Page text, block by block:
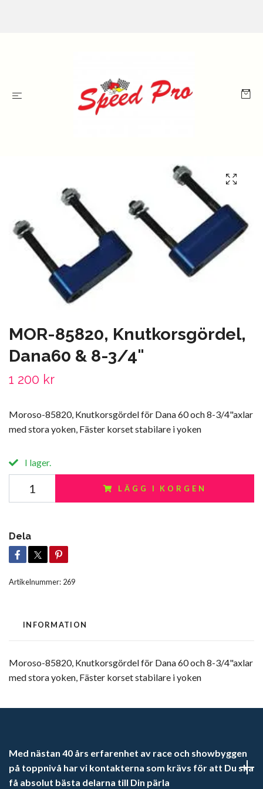
MOR-85820, Knutkorsgördel,
Dana60 & 8-3/4"
1 200 kr
Moroso-85820, Knutkorsgördel för Dana 60 och 8-3/4"axlar
med stora yoken, Fäster korset stabilare i yoken
I lager.
LÄGG I KORGEN
Dela
Artikelnummer: 269
INFORMATION
Moroso-85820, Knutkorsgördel för Dana 60 och 8-3/4"axlar
med stora yoken, Fäster korset stabilare i yoken
Med nästan 40 års erfarenhet av race och showbyggen
på toppnivå har vi kontakterna som krävs för att Du ska
få absolut bästa delarna till Din pärla